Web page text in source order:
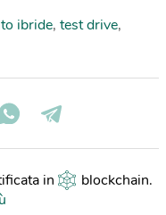
ibride, test drive,
in blockchain.